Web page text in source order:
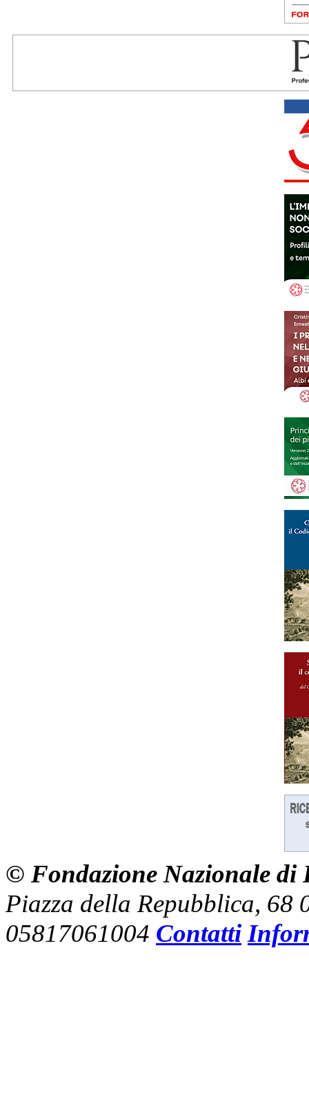
© Fondazione Nazionale di
Piazza della Repubblica, 68
05817061004 Contatti